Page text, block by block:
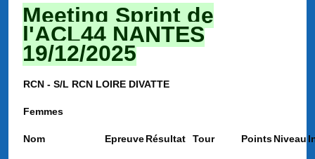
Meeting Sprint de
l'ACL44 NANTES
19/12/2025
RCN - S/L RCN LOIRE DIVATTE
Femmes
Nom EpreuveRésultat Tour PointsNiveau